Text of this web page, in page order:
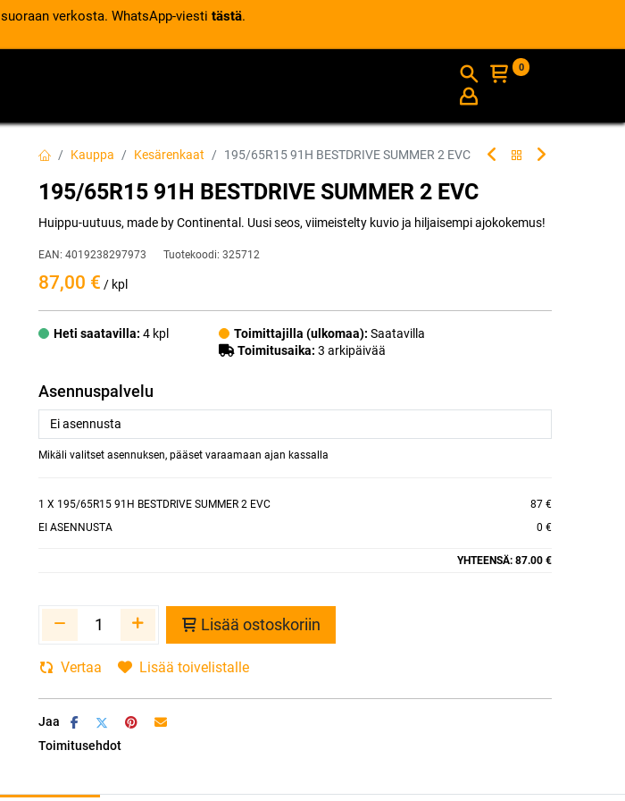
suoraan verkosta. WhatsApp-viesti tästä.
INFO
0
Kauppa Kesärenkaat 195/65R15 91H BESTDRIVE SUMMER 2 EVC
195/65R15 91H BESTDRIVE SUMMER 2 EVC
Huippu-uutuus, made by Continental. Uusi seos, viimeistelty kuvio ja hiljaisempi ajokokemus!
EAN: 4019238297973 Tuotekoodi: 325712
87,00 € / kpl
Heti saatavilla: 4 kpl Toimittajilla (ulkomaa): Saatavilla
Toimitusaika: 3 arkipäivää
Asennuspalvelu
Mikäli valitset asennuksen, pääset varaamaan ajan kassalla
1 X 195/65R15 91H BESTDRIVE SUMMER 2 EVC
87 €
EI ASENNUSTA
0 €
YHTEENSÄ: 87.00 €
Lisää ostoskoriin
Vertaa Lisää toivelistalle
Jaa
Toimitusehdot